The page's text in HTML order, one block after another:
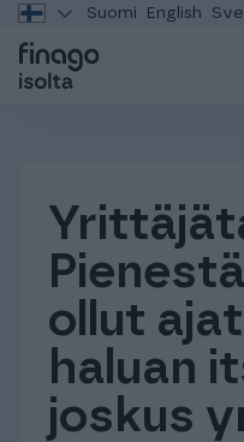
Suomi English
ollut
haluan
joskus